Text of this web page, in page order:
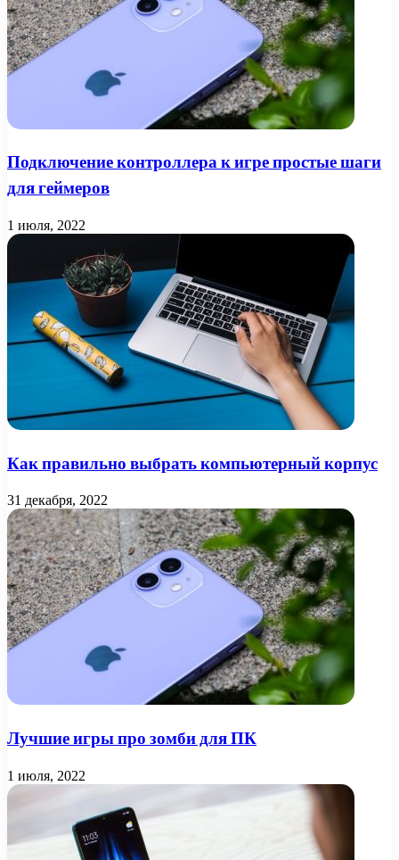
Подключение контроллера к игре простые шаги
для геймеров
1 июля, 2022
Как правильно выбрать компьютерный корпус
31 декабря, 2022
Лучшие игры про зомби для ПК
1 июля, 2022